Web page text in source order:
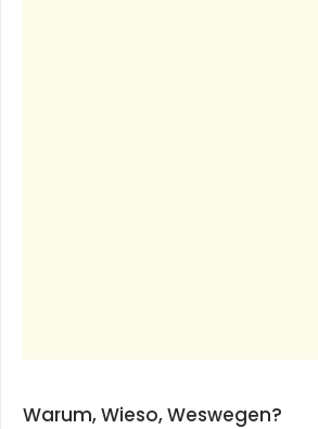
Warum, Wieso, Weswegen?